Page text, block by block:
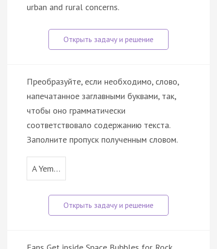
urban and rural concerns.
Преобразуйте, если необходимо, слово,
напечатанное заглавными буквами, так,
чтобы оно грамматически
соответствовало содержанию текста.
Заполните пропуск полученным словом.
A Yem…